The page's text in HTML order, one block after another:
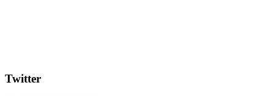
Twitter